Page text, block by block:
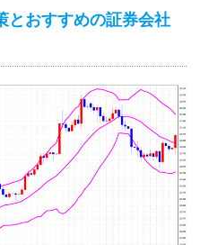
とおすすめの証券会社